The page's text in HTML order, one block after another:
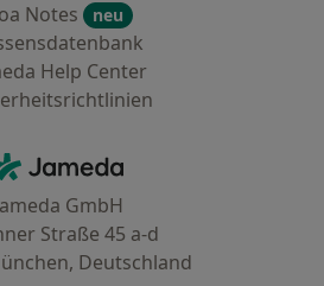
Notes
neu
Help Center
Jameda - Startseite
GmbH
Straße 45 a-d
Deutschland